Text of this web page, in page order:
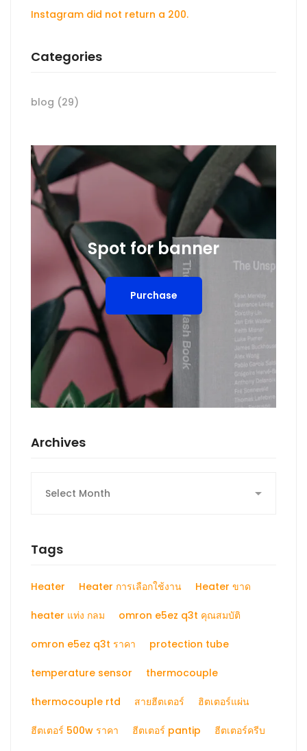
Instagram did not return a 200.
Categories
blog (29)
Spot for banner
Purchase
Archives
Tags
Heater Heater การเลือกใช้งาน Heater ขาด
heater แท่ง กลม omron e5ez q3t คุณสมบัติ
omron e5ez q3t ราคา protection tube
temperature sensor thermocouple
thermocouple rtd สายฮีตเตอร์ ฮิตเตอร์แผ่น
ฮีตเตอร์ 500w ราคา ฮีตเตอร์ pantip ฮีตเตอร์ครีบ